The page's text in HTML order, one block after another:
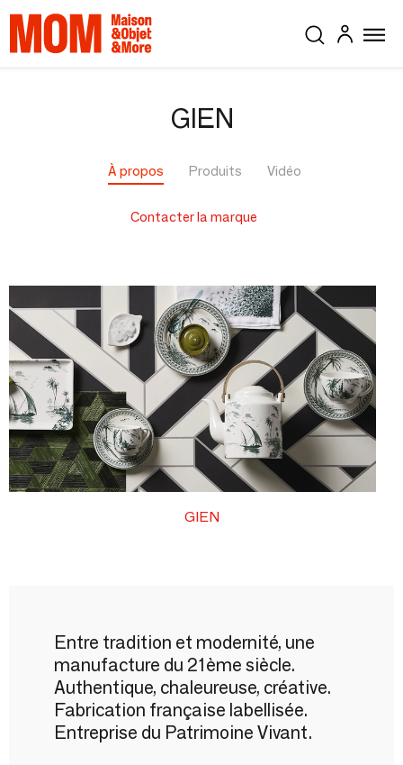
GIEN
À propos Produits Vidéo
Contacter la marque
GIEN
Entre tradition et modernité, une
manufacture du 21ème siècle.
Authentique, chaleureuse, créative.
Fabrication française labellisée.
Entreprise du Patrimoine Vivant.